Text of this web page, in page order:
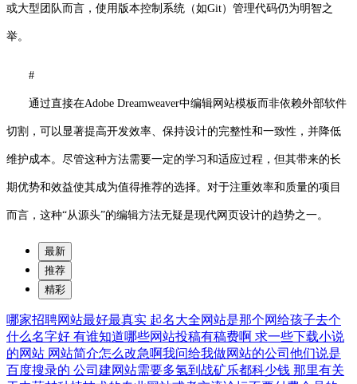
或大型团队而言，使用版本控制系统（如Git）管理代码仍为明智之
举。
#
通过直接在Adobe Dreamweaver中编辑网站模板而非依赖外部软件
切割，可以显著提高开发效率、保持设计的完整性和一致性，并降低
维护成本。尽管这种方法需要一定的学习和适应过程，但其带来的长
期优势和效益使其成为值得推荐的选择。对于注重效率和质量的项目
而言，这种“从源头”的编辑方法无疑是现代网页设计的趋势之一。
最新
推荐
精彩
哪家招聘网站最好最真实 起名大全网站是那个网给孩子去个
什么名字好 有谁知道哪些网站投稿有稿费啊 求一些下载小说
的网站 网站简介怎么改急啊我问给我做网站的公司他们说是
百度搜录的 公司建网站需要多氢到战矿乐都科少钱 那里有关